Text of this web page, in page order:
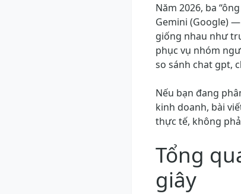
Năm 2026, ba
Gemini (Google)
giống nhau như
phục vụ nhóm
so sánh chat gpt,
Nếu bạn đang
kinh doanh, bài
thực tế, không
Tổng
giây